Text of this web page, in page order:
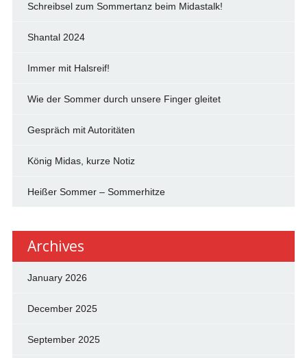
Schreibsel zum Sommertanz beim Midastalk!
Shantal 2024
Immer mit Halsreif!
Wie der Sommer durch unsere Finger gleitet
Gespräch mit Autoritäten
König Midas, kurze Notiz
Heißer Sommer – Sommerhitze
Archives
January 2026
December 2025
September 2025